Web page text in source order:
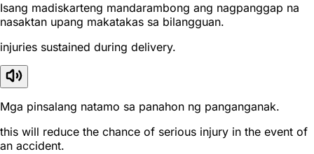
Isang madiskarteng mandarambong ang nagpanggap na
nasaktan upang makatakas sa bilangguan.
injuries sustained during delivery.
Mga pinsalang natamo sa panahon ng panganganak.
this will reduce the chance of serious injury in the event of
an accident.